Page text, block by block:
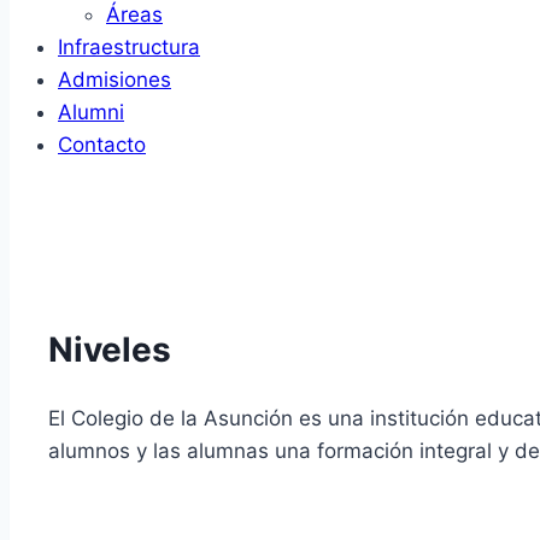
Áreas
Infraestructura
Admisiones
Alumni
Contacto
Niveles
El Colegio de la Asunción es una institución
alumnos y las alumnas una formación integral y